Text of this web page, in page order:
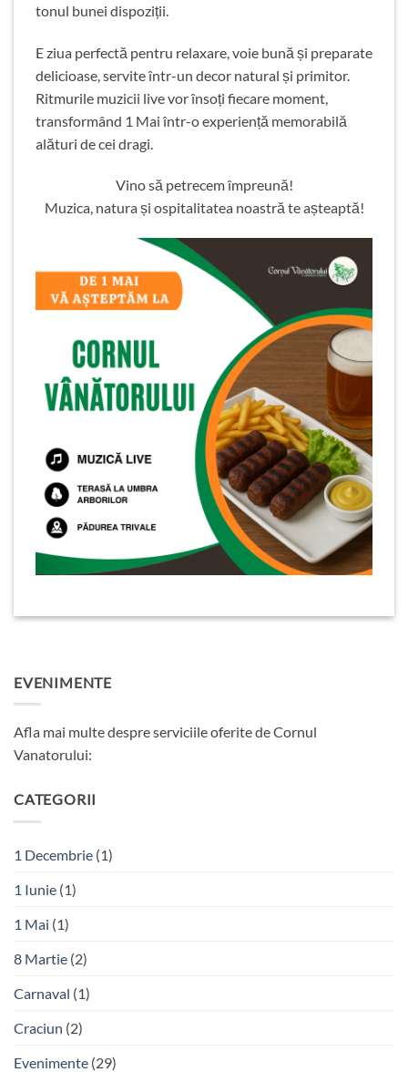
EVENIMENTE
Afla mai multe despre serviciile oferite de Cornul
Vanatorului:
CATEGORII
1 Decembrie (1)
1 Iunie (1)
1 Mai (1)
8 Martie (2)
Carnaval (1)
Craciun (2)
Evenimente (29)
tonul bunei dispoziții.
E ziua perfectă pentru relaxare, voie bună și preparate
delicioase, servite într-un decor natural și primitor.
Ritmurile muzicii live vor însoți fiecare moment,
transformând 1 Mai într-o experiență memorabilă
alături de cei dragi.
Vino să petrecem împreună!
Muzica, natura și ospitalitatea noastră te așteaptă!